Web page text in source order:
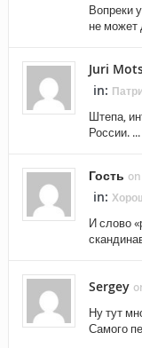
Вопреки
не может
Juri
in:
Штепа,
России. ...
Гость
in:
И слово
Sergey
Ну тут
Самого